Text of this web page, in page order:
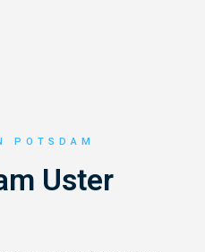
POTSDAM
Uster